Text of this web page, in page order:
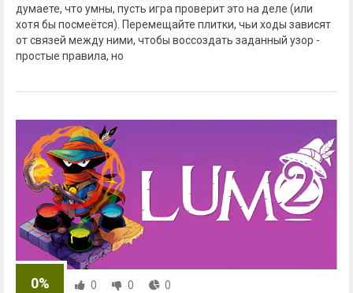
думаете, что умны, пусть игра проверит это на деле (или
хотя бы посмеётся). Перемещайте плитки, чьи ходы зависят
от связей между ними, чтобы воссоздать заданный узор -
простые правила, но
0% 0 0 0